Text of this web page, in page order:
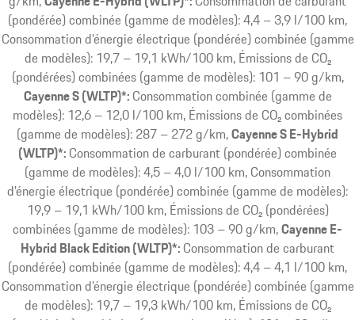
(pondérée) combinée (gamme de modèles): 4,4 – 3,9 l/100 km,
Consommation d’énergie électrique (pondérée) combinée (gamme
de modèles): 19,7 – 19,1 kWh/100 km, Émissions de CO₂
(pondérées) combinées (gamme de modèles): 101 – 90 g/km
Cayenne S (WLTP)*: Consommation combinée (gamme de
modèles): 12,6 – 12,0 l/100 km, Émissions de CO₂ combinées
(gamme de modèles): 287 – 272 g/km Cayenne S E-Hybrid
(WLTP)*: Consommation de carburant (pondérée) combinée
(gamme de modèles): 4,5 – 4,0 l/100 km, Consommation
d’énergie électrique (pondérée) combinée (gamme de modèles):
19,9 – 19,1 kWh/100 km, Émissions de CO₂ (pondérées)
combinées (gamme de modèles): 103 – 90 g/km Cayenne E-
Hybrid Black Edition (WLTP)*: Consommation de carburant
(pondérée) combinée (gamme de modèles): 4,4 – 4,1 l/100 km,
Consommation d’énergie électrique (pondérée) combinée (gamme
de modèles): 19,7 – 19,3 kWh/100 km, Émissions de CO₂